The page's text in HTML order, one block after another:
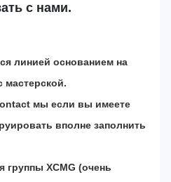
с нами.
линией основанием на
мастерской.
мы если вы имеете
вполне заполнить
группы XCMG (очень